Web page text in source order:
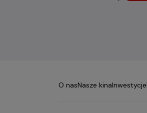
O nasNasze kinaInwestycje